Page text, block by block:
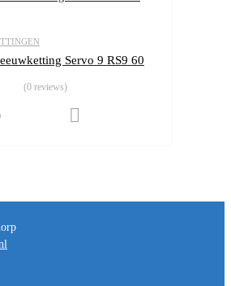
Servo 9 RS9 60
(0 reviews)